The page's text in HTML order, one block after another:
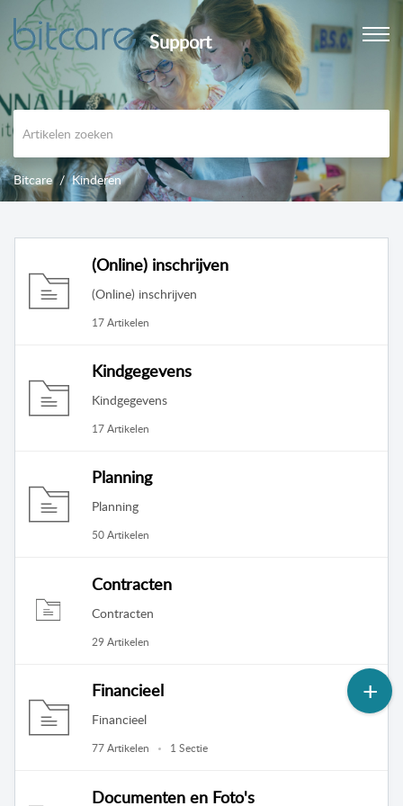
Support
Bitcare Kinderen
(Online) inschrijven
(Online) inschrijven
17 Artikelen
Kindgegevens
Kindgegevens
17 Artikelen
Planning
Planning
50 Artikelen
Contracten
Contracten
29 Artikelen
Financieel
Financieel
77 Artikelen 1 Sectie
Documenten en Foto's